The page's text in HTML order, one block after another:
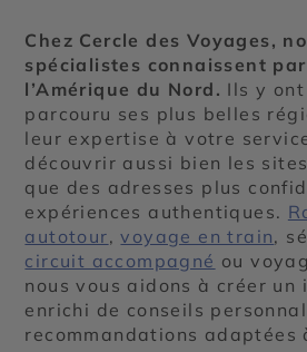
Chez Cercle des Voyages,
spécialistes connaissent
l’Amérique du Nord. Ils y
parcouru ses plus belles
leur expertise à votre
découvrir aussi bien les
que des adresses plus
expériences authentiques.
autotour,voyage en train,
circuit accompagné ou
nous vous aidons à créer un
enrichi de conseils
recommandations adaptées